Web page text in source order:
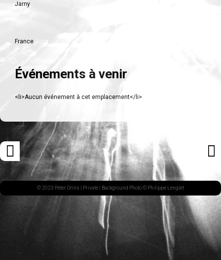
Jarny
France
Événements à venir
<li>Aucun événement à cet emplacement</li>
Navigation
des
articles
ARTICLE
PRÉCÉDENT© 2023 Peter Orins | Private | Background Photo © Philippe Lenglet